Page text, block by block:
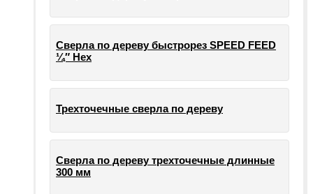
Сверла по дереву быстрорез SPEED FEED
¼″ Hex
Трехточечные сверла по дереву
Сверла по дереву трехточечные длинные
300 мм